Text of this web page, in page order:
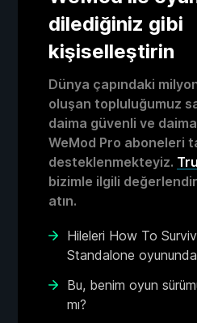
dilediğiniz gibi
kişiselleştirin
Dünya çapındaki
oluşan topluluğumuz
daima güvenli ve
WeMod Pro aboneleri
desteklenmekteyiz.
bizimle ilgili
atın.
Hileleri How To
Standalone oyununda
Bu, benim oyun
mı?